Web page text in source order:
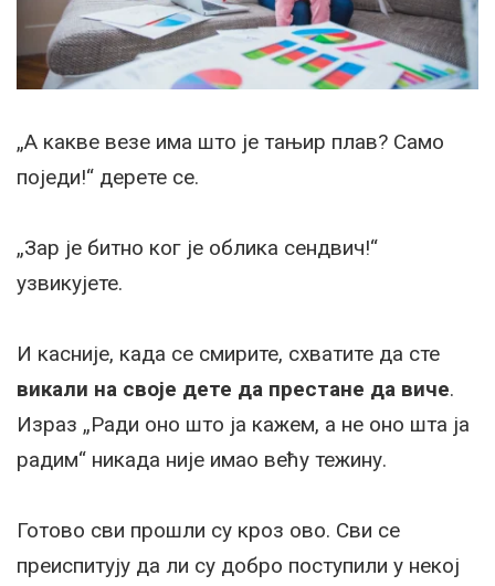
„А какве везе има што је тањир плав? Само
поједи!“ дерете се.
„Зар је битно ког је облика сендвич!“
узвикујете.
И касније, када се смирите, схватите да сте
викали на своје дете да престане да виче.
Израз „Ради оно што ја кажем, а не оно шта ја
радим“ никада није имао већу тежину.
Готово сви прошли су кроз ово. Сви се
преиспитују да ли су добро поступили у некој